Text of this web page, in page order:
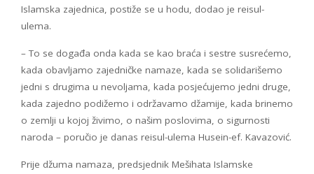
Islamska zajednica, postiže se u hodu, dodao je reisul-
ulema.
– To se događa onda kada se kao braća i sestre susrećemo,
kada obavljamo zajedničke namaze, kada se solidarišemo
jedni s drugima u nevoljama, kada posjećujemo jedni druge,
kada zajedno podižemo i održavamo džamije, kada brinemo
o zemlji u kojoj živimo, o našim poslovima, o sigurnosti
naroda – poručio je danas reisul-ulema Husein-ef. Kavazović.
Prije džuma namaza, predsjednik Mešihata Islamske